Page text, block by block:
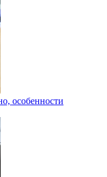
особенности